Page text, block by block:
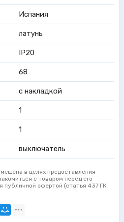
Испания
латунь
IP20
68
с накладкой
1
1
выключатель
в целях предоставления
с товаром перед его
публичной офертой (статья 437 ГК